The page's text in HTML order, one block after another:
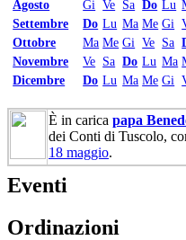
Agosto
Gi Ve Sa Do Lu
Settembre
Do Lu Ma Me Gi
Ottobre
Ma Me Gi Ve Sa
Novembre
Ve Sa Do Lu Ma
Dicembre
Do Lu Ma Me Gi
È in carica papa
dei Conti di Tuscolo,
18 maggio.
Eventi
Ordinazioni